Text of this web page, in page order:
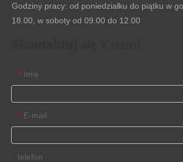
Godziny pracy: od poniedziałku do piątku w
18.00, w soboty od 09.00 do 12.00
* Imię
* E-mail
telefon